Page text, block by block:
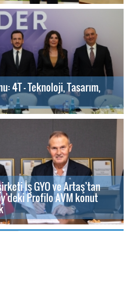
4T - Teknoloji, Tasarım,
İş GYO ve Artaş’tan
Profilo AVM konut